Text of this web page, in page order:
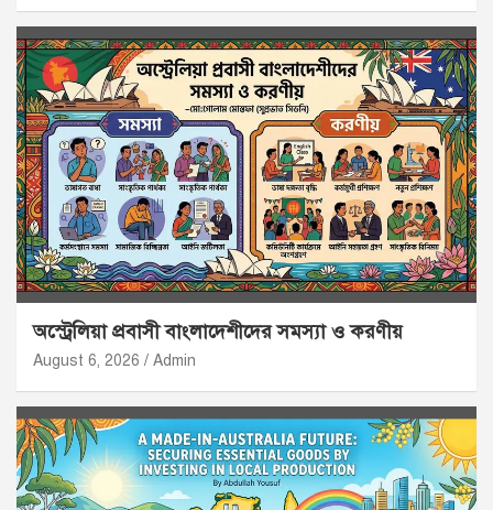
অস্ট্রেলিয়া প্রবাসী বাংলাদেশীদের সমস্যা ও করণীয়
August 6, 2026 Admin